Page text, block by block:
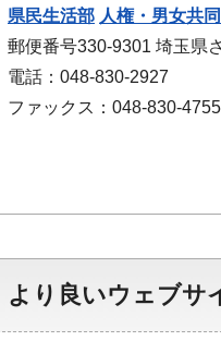
県民生活部 人権・男女共
郵便番号330-9301 埼玉県
電話：048-830-2927
ファックス：048-830-4755
より良いウェブサ